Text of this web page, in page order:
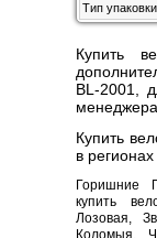
Тип упаковки
Купить
BL-2001,
Купить
в
Горишние
купить
Лозовая,
Коломыя,